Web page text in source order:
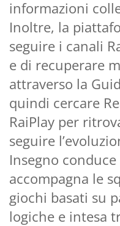
informazioni
Inoltre, la
seguire i canali
e di recuperare
attraverso la
quindi cercare
RaiPlay per
seguire
Insegno
accompagna le
giochi basati su
logiche e intesa